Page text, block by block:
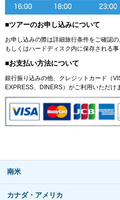
■ツアーのお申し込みについて
お申し込みの際は詳細旅行条件をご確認
もしくはハードディスク内に保存される事
■お支払い方法について
銀行振り込みの他、クレジットカード（
EXPRESS、DINERS）がご利用いただけ
南米
カナダ・アメリカ